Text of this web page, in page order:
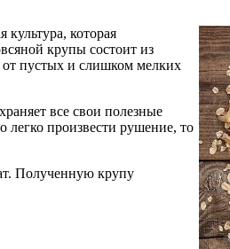
которая
крупы состоит из
от пустых и слишком мелких
все свои полезные
легко произвести рушение, то
Полученную крупу